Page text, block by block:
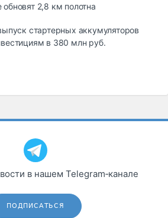
2,8 км полотна
стартерных аккумуляторов
в 380 млн руб.
в нашем Telegram‑канале
ПОДПИСАТЬСЯ